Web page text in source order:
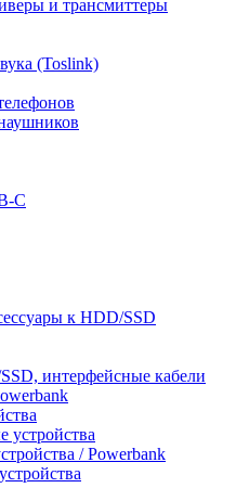
и трансмиттеры
(Toslink)
C
к HDD/SSD
интерфейсные кабели
устройства
/ Powerbank